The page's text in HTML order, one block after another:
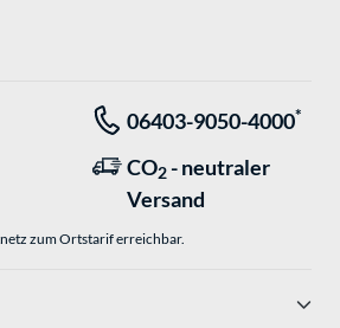
06403-9050-4000*
CO2 - neutraler
Versand
zum Ortstarif erreichbar.